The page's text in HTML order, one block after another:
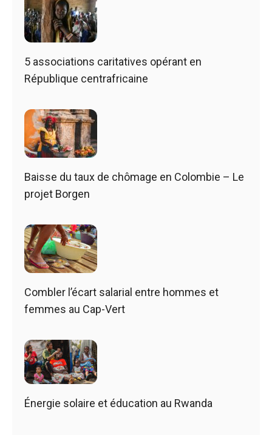
5 associations caritatives opérant en
République centrafricaine
Baisse du taux de chômage en Colombie – Le
projet Borgen
Combler l’écart salarial entre hommes et
femmes au Cap-Vert
Énergie solaire et éducation au Rwanda